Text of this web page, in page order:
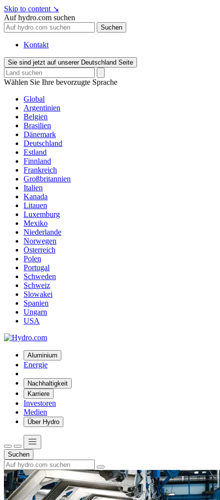
Skip to content ↘
Auf hydro.com suchen
Suchen
Kontakt
Sie sind jetzt auf unserer Deutschland Seite
Wählen Sie Ihre bevorzugte Sprache
Global
Argentinien
Belgien
Brasilien
Dänemark
Deutschland
Estland
Finnland
Frankreich
Großbritannien
Italien
Kanada
Litauen
Luxemburg
Mexiko
Niederlande
Norwegen
Österreich
Polen
Portugal
Schweden
Schweiz
Slowakei
Spanien
Ungarn
USA
Aluminium
Energie
Nachhaltigkeit
Karriere
Investoren
Medien
Über Hydro
Suchen